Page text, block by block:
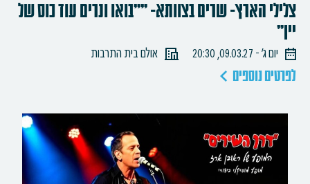
צלילי הארץ- שרים בצוותא- ""בואו ונרים עוד כוס של
יין"
יום ג׳ - 09.03.27, 20:30 אולם בית התרבות
לפרטים נוספים